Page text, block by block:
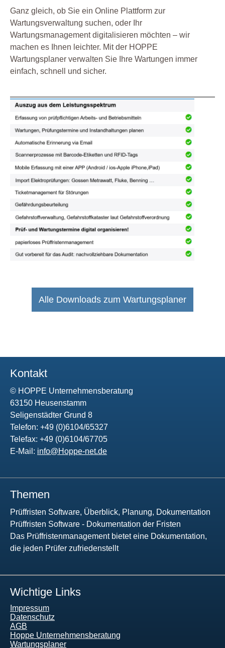
Ganz gleich, ob Sie ein Online Plattform zur
Wartungsverwaltung suchen, oder Ihr
Wartungsmanagement digitalisieren möchten – wir
machen es Ihnen leichter. Mit der HOPPE
Wartungsplaner verwalten Sie Ihre Wartungen immer
einfach, schnell und sicher.
Alle Downloads zum Wartungsplaner
Kontakt
© HOPPE Unternehmensberatung
63150 Heusenstamm
Seligenstädter Grund 8
Telefon: +49 (0)6104/65327
Telefax: +49 (0)6104/67705
E-Mail: info@Hoppe-net.de
Themen
Prüffristen Software, Überblick, Planung, Dokumentation
Prüffristen Software - Dokumentation der Fristen
Das Prüffristenmanagement bietet eine Dokumentation,
die jeden Prüfer zufriedenstellt
Wichtige Links
Impressum
Datenschutz
AGB
Hoppe Unternehmensberatung
Wartungsplaner